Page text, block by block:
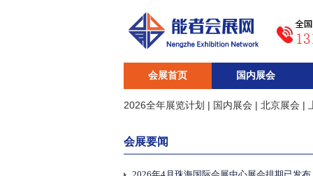
会展首页 国内展会
2026全年展览计划 | 国内展会 | 北京展会 |
会展要闻
2026年5月深圳展会时间已发布！
2026年4月珠海国际会展中心展会排期已发布